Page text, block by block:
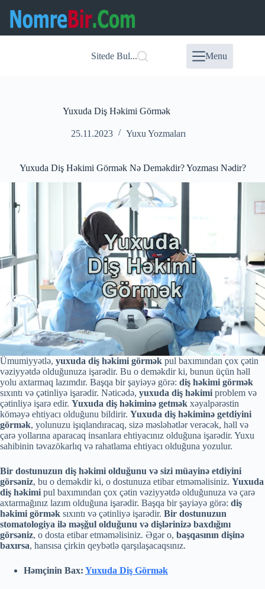
content
Sitede Bul... Menu
Yuxuda Diş Həkimi Görmək
25.11.2023 Yuxu Yozmaları
Yuxuda Diş Həkimi Görmək Nə Deməkdir? Yozması Nədir?
Ümumiyyətlə, yuxuda diş həkimi görmək pul baxımından çox çətin
vəziyyətdə olduğunuza işarədir. Bu o deməkdir ki, bunun üçün həll
yolu axtarmaq lazımdır. Başqa bir şayiəyə görə: diş həkimi görmək
sıxıntı və çətinliyə işarədir. Nəticədə, yuxuda diş həkimi problem və
çətinliyə işarə edir. Yuxuda diş həkiminə getmək xəyalpərəstin
köməyə ehtiyacı olduğunu bildirir. Yuxuda diş həkiminə getdiyini
görmək, yolunuzu işıqlandıracaq, sizə məsləhətlər verəcək, həll və
çarə yollarına aparacaq insanlara ehtiyacınız olduğuna işarədir. Yuxu
sahibinin təvazökarlıq və rahatlama ehtiyacı olduğuna yozulur.
Bir dostunuzun diş həkimi olduğunu və sizi müayinə etdiyini
görsəniz, bu o deməkdir ki, o dostunuza etibar etməməlisiniz. Yuxuda
diş həkimi pul baxımından çox çətin vəziyyətdə olduğunuza və çarə
axtarmağınız lazım olduğuna işarədir. Başqa bir şayiəyə görə: diş
həkimi görmək sıxıntı və çətinliyə işarədir. Bir dostunuzun
stomatologiya ilə məşğul olduğunu və dişlərinizə baxdığını
görsəniz, o dosta etibar etməməlisiniz. Əgər o, başqasının dişinə
baxırsa, hansısa çirkin qeybətlə qarşılaşacaqsınız.
Həmçinin Bax: Yuxuda Diş Görmək